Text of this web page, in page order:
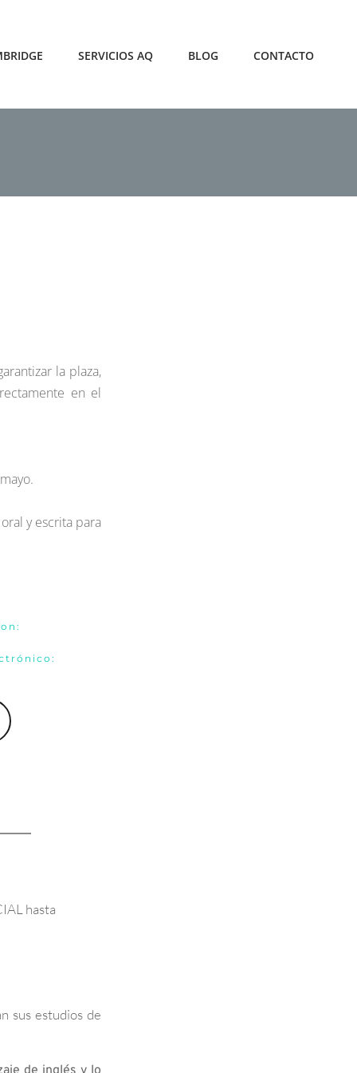
SERVICIOS AQ BLOG CONTACTO
la plaza,
en el
y escrita para
hasta
sus estudios de